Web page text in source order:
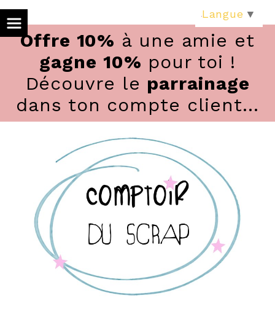
Offre 10% à une amie et
gagne 10% pour toi !
Découvre le parrainage
dans ton compte client...
Langue ▼